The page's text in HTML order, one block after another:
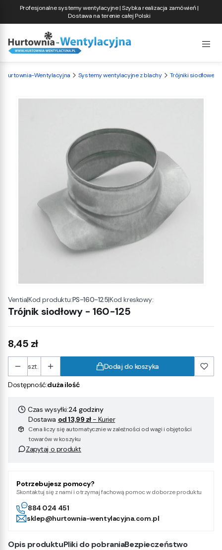
Profesjonalne systemy wentylacyjne | Szybka realizacja zamówień |
Dostawa na terenie całej Polski
Hurtownia-Wentylacyjna Systemy wentylacyjne z blachy Trójniki siodłowe
Ventia|Kod produktu:PS-160-125|Kod kreskowy:
Trójnik siodłowy - 160-125
Cena
8,45 zł
szt. Dodaj do koszyka
Dostępność:duża ilość
Czas wysyłki:24 godziny
Dostawa od 13,99 zł - Kurier
Cena liczy się automatycznie w zależności od wagi i objętości
towarów w koszyku
Zapytaj o produkt
Potrzebujesz pomocy?
Skontaktuj się z nami i otrzymaj fachową pomoc w doborze produktu
884 024 451
sklep@hurtownia-wentylacyjna.com.pl
Opis produktuPliki do pobraniaBezpieczeństwo